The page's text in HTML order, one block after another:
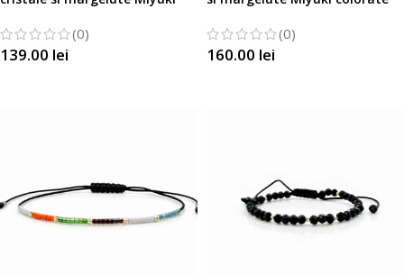
(0)
139.00 lei
(0)
160.00 lei